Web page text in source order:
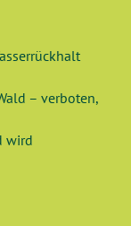
– verboten,
wird